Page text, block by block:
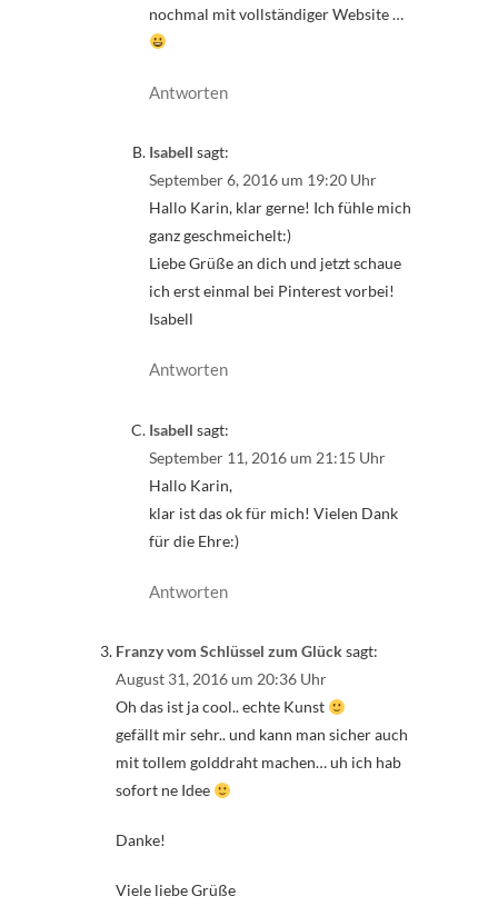
nochmal mit vollständiger Website …
Antworten
Isabell sagt:
September 6, 2016 um 19:20 Uhr
Hallo Karin, klar gerne! Ich fühle mich
ganz geschmeichelt:)
Liebe Grüße an dich und jetzt schaue
ich erst einmal bei Pinterest vorbei!
Isabell
Antworten
Isabell sagt:
September 11, 2016 um 21:15 Uhr
Hallo Karin,
klar ist das ok für mich! Vielen Dank
für die Ehre:)
Antworten
Franzy vom Schlüssel zum Glück sagt:
August 31, 2016 um 20:36 Uhr
Oh das ist ja cool.. echte Kunst
gefällt mir sehr.. und kann man sicher auch
mit tollem golddraht machen… uh ich hab
sofort ne Idee
Danke!
Viele liebe Grüße